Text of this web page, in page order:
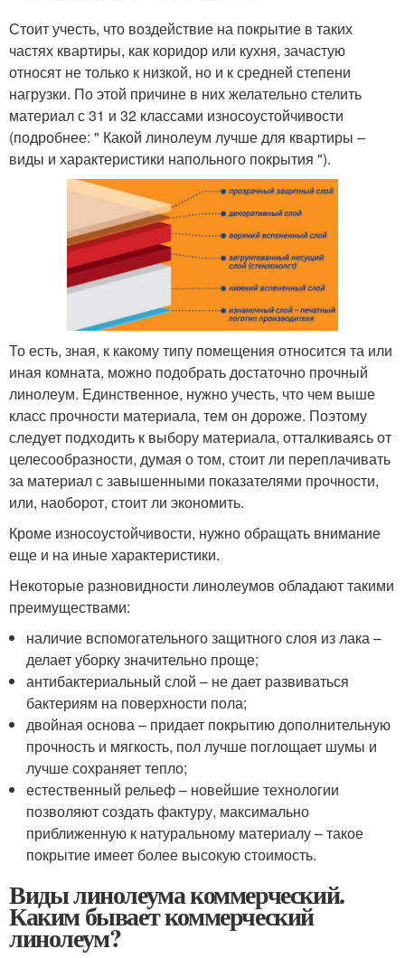
Стоит учесть, что воздействие на покрытие в таких
частях квартиры, как коридор или кухня, зачастую
относят не только к низкой, но и к средней степени
нагрузки. По этой причине в них желательно стелить
материал с 31 и 32 классами износоустойчивости
(подробнее: " Какой линолеум лучше для квартиры –
виды и характеристики напольного покрытия ").
То есть, зная, к какому типу помещения относится та или
иная комната, можно подобрать достаточно прочный
линолеум. Единственное, нужно учесть, что чем выше
класс прочности материала, тем он дороже. Поэтому
следует подходить к выбору материала, отталкиваясь от
целесообразности, думая о том, стоит ли переплачивать
за материал с завышенными показателями прочности,
или, наоборот, стоит ли экономить.
Кроме износоустойчивости, нужно обращать внимание
еще и на иные характеристики.
Некоторые разновидности линолеумов обладают такими
преимуществами:
наличие вспомогательного защитного слоя из лака –
делает уборку значительно проще;
антибактериальный слой – не дает развиваться
бактериям на поверхности пола;
двойная основа – придает покрытию дополнительную
прочность и мягкость, пол лучше поглощает шумы и
лучше сохраняет тепло;
естественный рельеф – новейшие технологии
позволяют создать фактуру, максимально
приближенную к натуральному материалу – такое
покрытие имеет более высокую стоимость.
Виды линолеума коммерческий.
Каким бывает коммерческий
линолеум?